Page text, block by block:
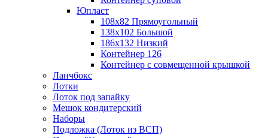
Юпласт
108х82 Прямоугольный
138х102 Большой
186х132 Низкий
Контейнер 126
Контейнер с совмещенной крышкой
Ланчбокс
Лотки
Лоток под запайку
Мешок кондитерский
Наборы
Подложка (Лоток из ВСП)